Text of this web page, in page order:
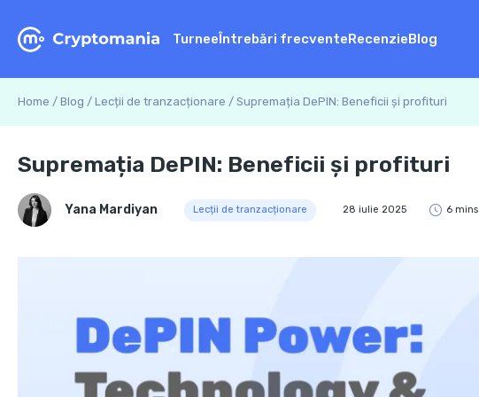
TurneeÎntrebări frecventeRecenzieBlog
Home / Blog / Lecții de tranzacționare / Supremația DePIN: Beneficii și profituri
Supremația DePIN: Beneficii și profituri
Yana Mardiyan Lecții de tranzacționare 28 iulie 2025 6 mins